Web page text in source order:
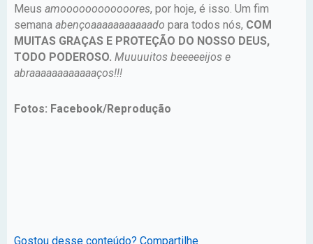
Meus amoooooooooooores, por hoje, é isso. Um fim
semana abençoaaaaaaaaaaado para todos nós, COM
MUITAS GRAÇAS E PROTEÇÃO DO NOSSO DEUS,
TODO PODEROSO. Muuuuitos beeeeeijos e
abraaaaaaaaaaaaços!!!
Fotos: Facebook/Reprodução
Gostou desse conteúdo? Compartilhe